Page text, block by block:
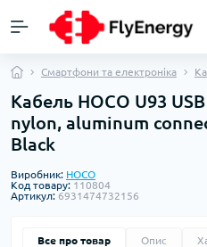
Смартфони та електроніка
Кабель HOCO U93
nylon, aluminum
Black
Виробник: HOCO
Код товару: 110804
Артикул: 6931474732156
Все про товар Опис